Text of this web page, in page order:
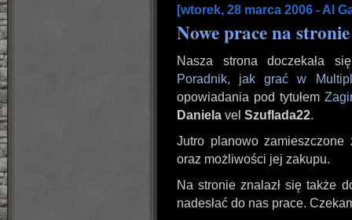
[wtorek, 28 marca 2006 - Al
Nowe prace na stronie
Nasza strona doczekała
Poradnik, jak grać w
opowiadania pod tytułem
Daniela vel Szuflada22.
Jutro planowo
oraz możliwości jej zakupu.
Na stronie znalazł się także
nadesłać do nas prace.